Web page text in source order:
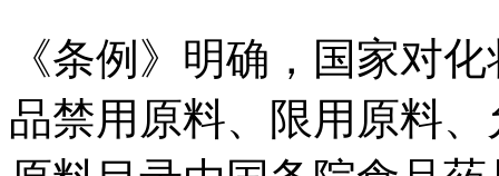
《条例》明确，国家对
品禁用原料、限用原料